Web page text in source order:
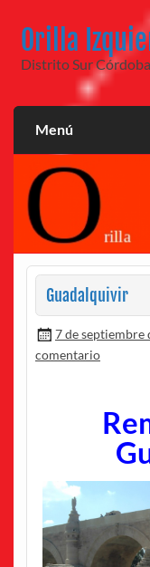
contenido
Orilla
Distrito Sur Córdoba
Menú
Guadalquivir
7 de septiembre
comentario